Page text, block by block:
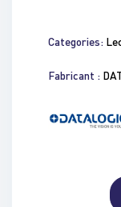
Categories:
Fabricant :